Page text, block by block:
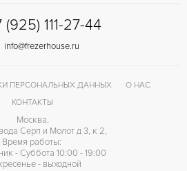
(925) 111-27-44
info@frezerhouse.ru
ПЕРСОНАЛЬНЫХ ДАННЫХ
О НАС
КОНТАКТЫ
Москва,
Серп и Молот д 3, к 2,
Время работы:
- Суббота 10:00 - 19:00
- выходной